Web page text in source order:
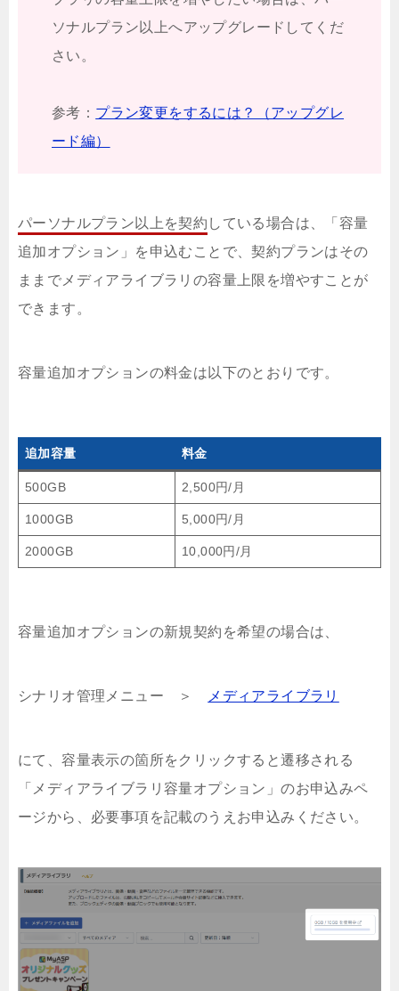
ソナルプラン以上へアップグレードしてくだ
さい。
参考： プラン変更をするには？（アップグレ
ード編）
パーソナルプラン以上を契約 している場合は、「容量
追加オプション」を申込むことで、契約プランはその
ままでメディアライブラリの容量上限を増やすことが
できます。
容量追加オプションの料金は以下のとおりです。
追加容量 料金
500GB 2,500円/月
1000GB 5,000円/月
2000GB 10,000円/月
容量追加オプションの新規契約を希望の場合は、
シナリオ管理メニュー ＞ メディアライブラリ
にて、容量表示の箇所をクリックすると遷移される
「メディアライブラリ容量オプション」のお申込みペ
ージから、必要事項を記載のうえお申込みください。